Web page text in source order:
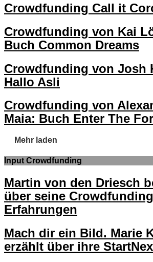
Crowdfunding Call it
Crowdfunding von Kai
Buch Common Dreams
Crowdfunding von Josh
Hallo Asli
Crowdfunding von
Maia: Buch Enter The
Mehr laden
Input Crowdfunding
Martin von den Driesch
über seine
Erfahrungen
Mach dir ein Bild. Marie
erzählt über ihre